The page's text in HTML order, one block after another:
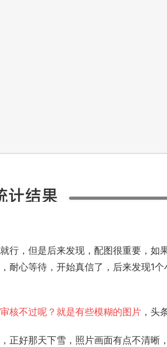
行，但是后来发现，配图很重要，
耐心等待，开始真信了，后来发现1
核不过呢？就是有些模糊的图片 ，头
正好那天下雪，照片画面有点不清晰